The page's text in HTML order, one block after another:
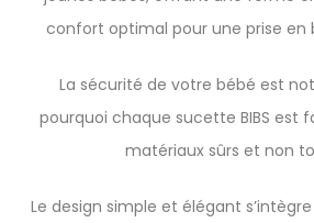
confort optimal pour une prise en
La sécurité de votre bébé est
pourquoi chaque sucette BIBS est
matériaux sûrs et non
Le design simple et élégant